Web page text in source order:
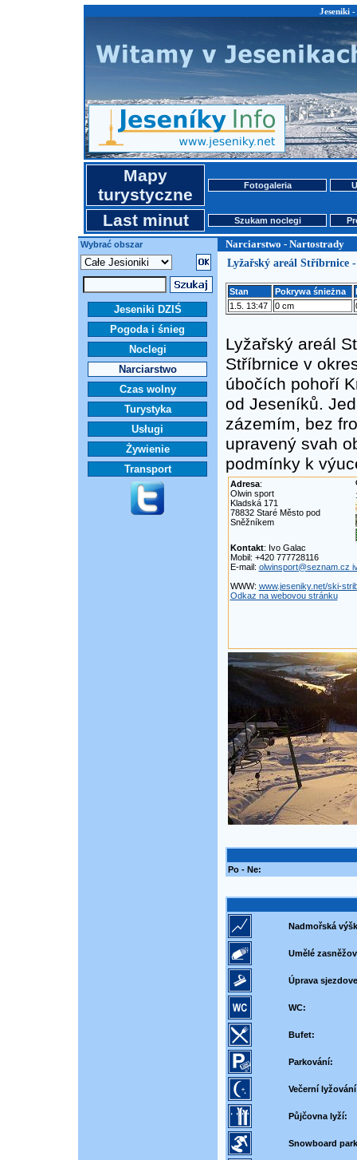
Jeseniki
Mapy
turystyczne
Fotogaleria
Last minut Szukam noclegi
Wybrać obszar Narciarstwo - Nartostrady
Jeseniki DZIŚ
Pogoda i śnieg
Noclegi
Narciarstwo
Czas wolny
Turystyka
Usługi
Żywienie
Transport
Lyžařský areál Stříbrnice
Stan Pokrywa śnieżna
1.5. 13:47
0 cm
Lyžařský areál
Stříbrnice v
úbočích pohoří
od Jeseníků.
zázemím, bez
upravený svah
podmínky k
Adresa:
Olwin sport
Kladská 171
78832 Staré Město pod
Sněžníkem
Kontakt: Ivo Galac
Mobil: +420 777728116
E-mail: olwinsport@seznam.cz
WWW: www.jeseniky.net/ski-
Odkaz na webovou stránku
Po - Ne:
Nadmořská
Umělé
Úprava
WC:
Bufet:
Parkování:
Večerní
Půjčovna lyží:
Snowboard